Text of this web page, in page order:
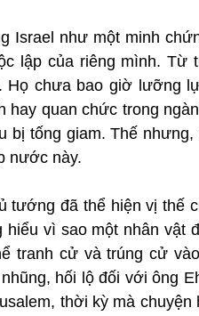
Israel như một minh
lập của riêng mình. Từ
chưa bao giờ lưỡng
hay quan chức trong
bị tống giam. Thế
nước này.
tướng đã thể hiện vị thế
hiểu vì sao một nhân vật
tranh cử và trúng cử
hối lộ đối với ông
thời kỳ mà